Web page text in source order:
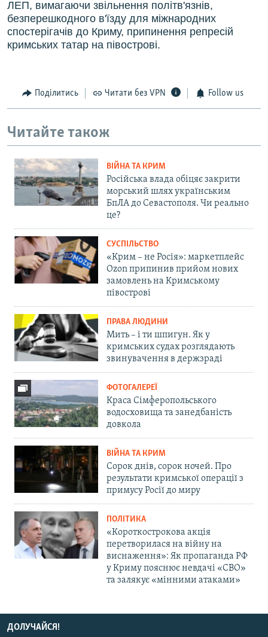
ЛЕП, вимагаючи звільнення політв'язнів,
безперешкодного в'їзду для міжнародних
спостерігачів до Криму, припинення репресій
кримських татар на півострові.
Поділитись Читати без VPN Follow us
Читайте також
ВІЙНА ТА КРИМ
Російська влада обіцяє закрити
морський шлях українським
БпЛА до Севастополя. Чи реально
це?
СУСПІЛЬСТВО
«Крим – не Росія»: маркетплейс
Ozon припинив прийом нових
замовлень на Кримському
півострові
ПРАВА ЛЮДИНИ
Мить – і ти шпигун. Як у
кримських судах розглядають
звинувачення в держзраді
ФОТОГАЛЕРЕЇ
Краса Сімферопольського
водосховища та занедбаність
довкола
ВІЙНА ТА КРИМ
Сорок днів, сорок ночей. Про
результати кримської операції з
примусу Росії до миру
ПОЛІТИКА
«Короткострокова акція
перетворилася на війну на
виснаження»: Як пропаганда РФ
у Криму пояснює невдачі «СВО»
та залякує «мінними атаками»
ДОЛУЧАЙСЯ!